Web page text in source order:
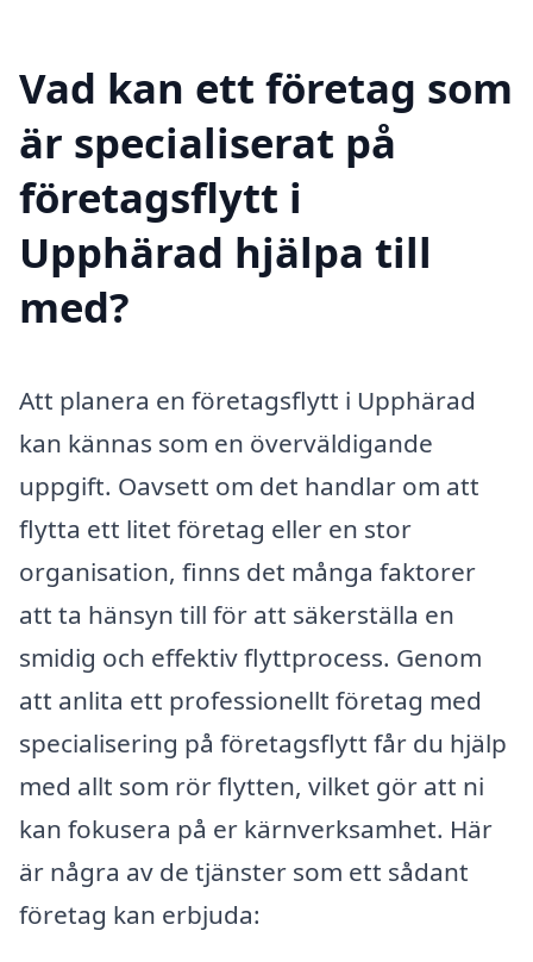
Vad kan ett företag som
är specialiserat på
företagsflytt i
Upphärad hjälpa till
med?
Att planera en företagsflytt i Upphärad
kan kännas som en överväldigande
uppgift. Oavsett om det handlar om att
flytta ett litet företag eller en stor
organisation, finns det många faktorer
att ta hänsyn till för att säkerställa en
smidig och effektiv flyttprocess. Genom
att anlita ett professionellt företag med
specialisering på företagsflytt får du hjälp
med allt som rör flytten, vilket gör att ni
kan fokusera på er kärnverksamhet. Här
är några av de tjänster som ett sådant
företag kan erbjuda: